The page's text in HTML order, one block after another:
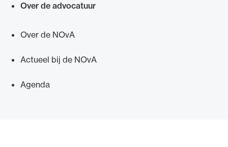
Over de advocatuur
Over de NOvA
Actueel bij de NOvA
Agenda
advocatuur (Roda).